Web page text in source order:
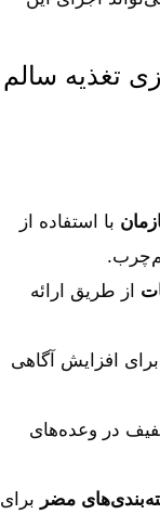
تغذیه سالم
با استفاده از
از طریق ارائه
برای افزایش آگاهی
در وعده‌های
مضر برای